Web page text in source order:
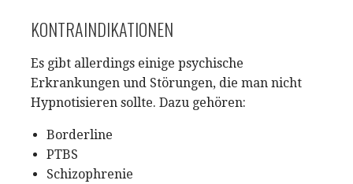
KONTRAINDIKATIONEN
Es gibt allerdings einige psychische
Erkrankungen und Störungen, die man nicht
Hypnotisieren sollte. Dazu gehören:
Borderline
PTBS
Schizophrenie